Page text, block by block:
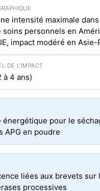
intensité maximale
personnels en
impact modéré en Asie-
à 4 ans)
énergétique pour le
APG en poudre
liées aux brevets sur
processives